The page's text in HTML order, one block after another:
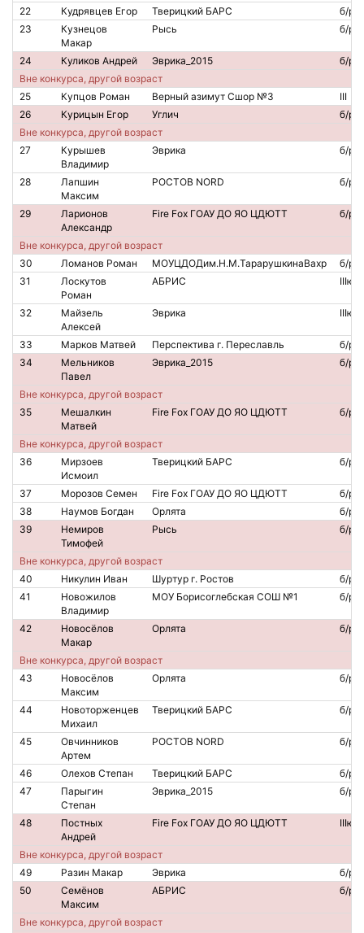
22 Кудрявцев Егор Тверицкий БАРС
б/р
23
Кузнецов
Макар
Рысь б/р
24 Куликов Андрей Эврика_2015
б/р
Вне конкурса, другой возраст
25
Купцов Роман Верный азимут Сшор №3
III
26
Курицын Егор Углич
б/р
Вне конкурса, другой возраст
27
Курышев
Владимир
Эврика б/р
28
Лапшин
Максим
РОСТОВ NORD б/р
29
Ларионов
Александр
Fire Fox ГОАУ ДО ЯО ЦДЮТТ б/р
Вне конкурса, другой возраст
30
Ломанов Роман МОУЦДОДим.Н.М.ТарарушкинаВахр
б/р
31
Лоскутов
Роман
АБРИС IIIю
32
Майзель
Алексей
Эврика IIIю
33 Марков Матвей Перспектива г. Переславль
б/р
34
Мельников
Павел
Эврика_2015 б/р
Вне конкурса, другой возраст
35
Мешалкин
Матвей
Fire Fox ГОАУ ДО ЯО ЦДЮТТ б/р
Вне конкурса, другой возраст
36
Мирзоев
Исмоил
Тверицкий БАРС б/р
37 Морозов Семен Fire Fox ГОАУ ДО ЯО ЦДЮТТ
б/р
38
Наумов Богдан Орлята
б/р
39
Немиров
Тимофей
Рысь б/р
Вне конкурса, другой возраст
40
Никулин Иван Шуртур г. Ростов
б/р
41
Новожилов
Владимир
МОУ Борисоглебская СОШ №1 б/р
42
Новосёлов
Макар
Орлята б/р
Вне конкурса, другой возраст
43
Новосёлов
Максим
Орлята б/р
44
Новоторженцев
Михаил
Тверицкий БАРС б/р
45
Овчинников
Артем
РОСТОВ NORD б/р
46 Олехов Степан Тверицкий БАРС
б/р
47
Парыгин
Степан
Эврика_2015 б/р
48
Постных
Андрей
Fire Fox ГОАУ ДО ЯО ЦДЮТТ IIIю
Вне конкурса, другой возраст
49
Разин Макар Эврика
б/р
50
Семёнов
Максим
АБРИС б/р
Вне конкурса, другой возраст